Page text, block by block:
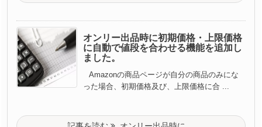
オンリー出品時に初期価格・上限価格
に自動で値段を合わせる機能を追加し
ました。
Amazonの商品ページが自分の商品のみにな
った場合、初期価格及び、上限価格に合 ...